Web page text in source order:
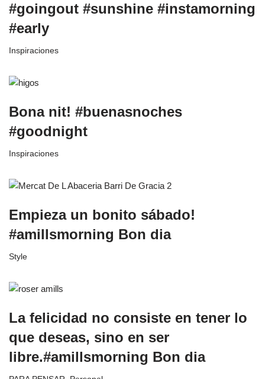
#goingout #sunshine #instamorning
#early
Inspiraciones
Bona nit! #buenasnoches
#goodnight
Inspiraciones
Empieza un bonito sábado!
#amillsmorning Bon dia
Style
La felicidad no consiste en tener lo
que deseas, sino en ser
libre.#amillsmorning Bon dia